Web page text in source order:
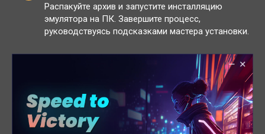
Распакуйте архив и запустите инсталляцию
эмулятора на ПК. Завершите процесс,
руководствуясь подсказками мастера установки.